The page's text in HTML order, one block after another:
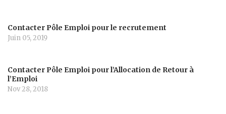
Contacter Pôle Emploi pour le recrutement
Juin 05, 2019
Contacter Pôle Emploi pour l’Allocation de Retour à
l’Emploi
Nov 28, 2018